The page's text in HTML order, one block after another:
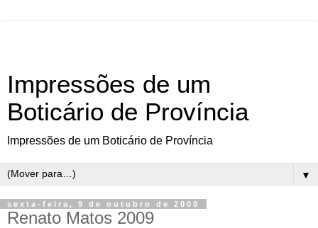
Impressões de um
Boticário de Província
Impressões de um Boticário de Província
▼
sexta-feira, 9 de outubro de 2009
Renato Matos 2009